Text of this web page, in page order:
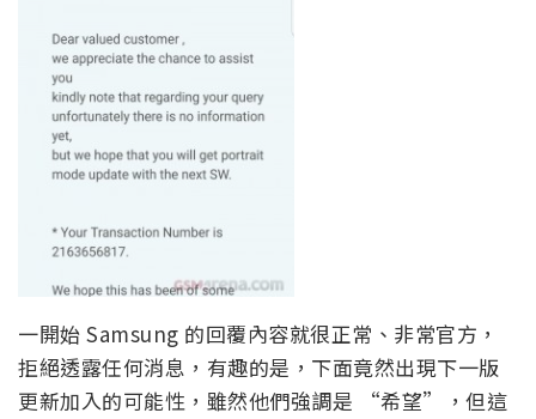
一開始 Samsung 的回覆內容就很正常、非常官方，
拒絕透露任何消息，有趣的是，下面竟然出現下一版
更新加入的可能性，雖然他們強調是 “希望”，但這